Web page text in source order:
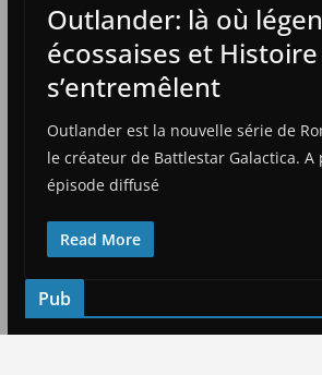
Outlander: là où
écossaises et Histoire
s’entremêlent
Outlander est la nouvelle série de
le créateur de Battlestar Galactica. A
épisode diffusé
Read More
Pub